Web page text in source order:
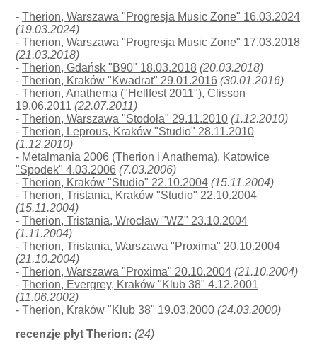
-Therion, Warszawa "Progresja Music Zone" 16.03.2024
(19.03.2024)
-Therion, Warszawa "Progresja Music Zone" 17.03.2018
(21.03.2018)
-Therion, Gdańsk "B90" 18.03.2018 (20.03.2018)
-Therion, Kraków "Kwadrat" 29.01.2016 (30.01.2016)
-Therion, Anathema ("Hellfest 2011"), Clisson
19.06.2011 (22.07.2011)
-Therion, Warszawa "Stodoła" 29.11.2010 (1.12.2010)
-Therion, Leprous, Kraków "Studio" 28.11.2010
(1.12.2010)
- Metalmania 2006 (Therion i Anathema), Katowice
"Spodek" 4.03.2006 (7.03.2006)
-Therion, Kraków "Studio" 22.10.2004 (15.11.2004)
-Therion, Tristania, Kraków "Studio" 22.10.2004
(15.11.2004)
-Therion, Tristania, Wrocław "WZ" 23.10.2004
(1.11.2004)
-Therion, Tristania, Warszawa "Proxima" 20.10.2004
(21.10.2004)
-Therion, Warszawa "Proxima" 20.10.2004 (21.10.2004)
-Therion, Evergrey, Kraków "Klub 38" 4.12.2001
(11.06.2002)
-Therion, Kraków "Klub 38" 19.03.2000 (24.03.2000)
recenzje płyt Therion: (24)